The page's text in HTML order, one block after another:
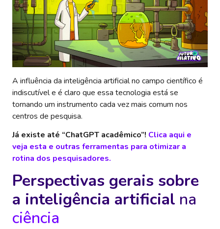
A influência da inteligência artificial no campo científico é
indiscutível e é claro que essa tecnologia está se
tornando um instrumento cada vez mais comum nos
centros de pesquisa.
Já existe até “ChatGPT acadêmico”! Clica aqui e
veja esta e outras ferramentas para otimizar a
rotina dos pesquisadores.
Perspectivas gerais sobre
a inteligência artificial na
ciência